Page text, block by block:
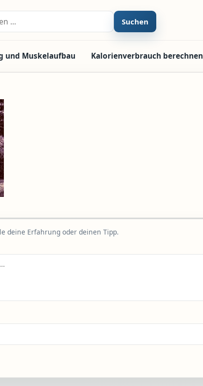
Suchen
und Muskelaufbau Kalorienverbrauch berechnen
deine Erfahrung oder deinen Tipp.